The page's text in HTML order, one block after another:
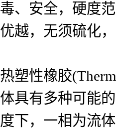
毒、安全，硬度
优越，无须硫化
热塑性橡胶
体具有多种可能
度下，一相为流